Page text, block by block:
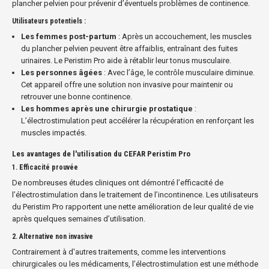
plancher pelvien pour prévenir d’éventuels problèmes de continence.
Utilisateurs potentiels :
Les femmes post-partum : Après un accouchement, les muscles
du plancher pelvien peuvent être affaiblis, entraînant des fuites
urinaires. Le Peristim Pro aide à rétablir leur tonus musculaire.
Les personnes âgées : Avec l’âge, le contrôle musculaire diminue.
Cet appareil offre une solution non invasive pour maintenir ou
retrouver une bonne continence.
Les hommes après une chirurgie prostatique :
L’électrostimulation peut accélérer la récupération en renforçant les
muscles impactés.
Les avantages de l'utilisation du CEFAR Peristim Pro
1. Efficacité prouvée
De nombreuses études cliniques ont démontré l’efficacité de
l’électrostimulation dans le traitement de l’incontinence. Les utilisateurs
du Peristim Pro rapportent une nette amélioration de leur qualité de vie
après quelques semaines d’utilisation.
2.Alternative non invasive
Contrairement à d'autres traitements, comme les interventions
chirurgicales ou les médicaments, l’électrostimulation est une méthode